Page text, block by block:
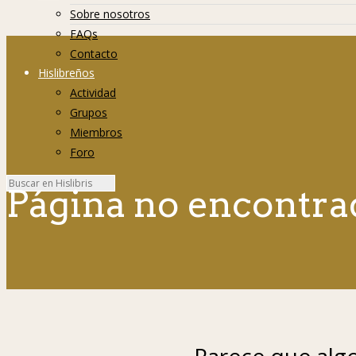
Sobre nosotros
FAQs
Contacto
Hislibreños
Actividad
Grupos
Miembros
Foro
Página no